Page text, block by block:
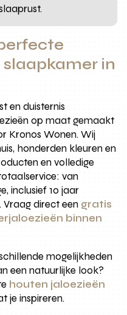
in
en duisternis
op maat gemaakt
Kronos Wonen. Wij
honderden kleuren en
en volledige
van
inclusief 10 jaar
direct een gratis
binnen
mogelijkheden
een natuurlijke look?
houten jaloezieën
je inspireren.